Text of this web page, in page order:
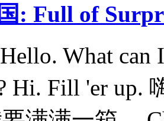
: Full of
What
Hi. Fill 'er up.